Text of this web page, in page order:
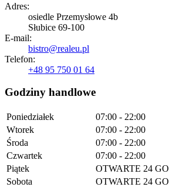
Adres:
osiedle Przemysłowe 4b
Słubice 69-100
E-mail:
bistro@realeu.pl
Telefon:
+48 95 750 01 64
Godziny handlowe
Poniedziałek
07:00 - 22:00
Wtorek
07:00 - 22:00
Środa
07:00 - 22:00
Czwartek
07:00 - 22:00
Piątek
OTWARTE 24
Sobota
OTWARTE 24